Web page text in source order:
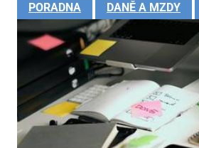
PORADNA DANĚ A MZDY